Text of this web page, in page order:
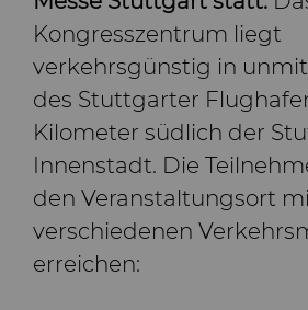
Kongresszentrum liegt
verkehrsgünstig in
des Stuttgarter
Kilometer südlich der
Innenstadt. Die
den Veranstaltungsort
verschiedenen
erreichen: